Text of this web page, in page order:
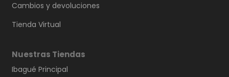
Cambios y devoluciones
Tienda Virtual
Nuestras Tiendas
Ibagué Principal